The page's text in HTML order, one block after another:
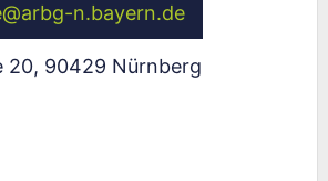
@arbg-n.bayern.de
20, 90429 Nürnberg